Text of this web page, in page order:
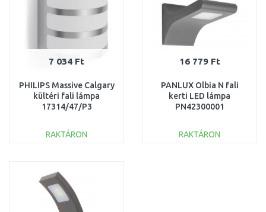
7 034 Ft
PHILIPS Massive Calgary
kültéri fali lámpa
17314/47/P3
RAKTÁRON
Összehasonlítás
16 779 Ft
PANLUX Olbia N fali
kerti LED lámpa
PN42300001
RAKTÁRON